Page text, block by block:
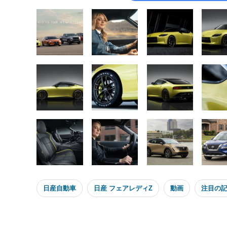
日産自動車 日産 フェアレディZ 動画 注目の